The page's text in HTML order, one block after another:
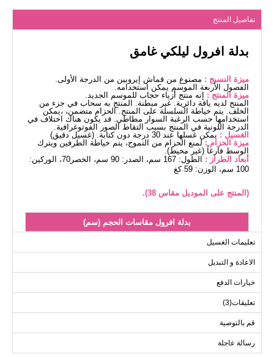
تفاصيل المنتج
بدلة افرول ليلكي غامق
ميزة النسيج : مصنوع من قماش إيروبين من الدرجة الأولى.
الفصول الأربعة الموسم يمكن استخدامه.
ميزة المنتج : إنه منتج أزياء حجاب للموسم الجديد.
المنتج لديه ياقة دائرية. غير مبطنة. المنتج به سحاب في جزء من
الخلف. يتم خياطة السلسلة على المنتج. الحزام متضمن، ،يمكن
استخدامها حسب الرغبة السوار مطاطي. قد يكون هناك اختلاف في
الدرجة اللونية في المنتج بسبب التقاط الصور الفوتوغرافية.
الغسيل : يمكن غسلها عند 30 درجة دون كتابة. (غسيل دقيق)
ميزة الحزام : لمنع الحزام من التموج، يتم خياطة الطرفين ويترك
الوسط فارغاً (غير مخيط).
أبعاد الطراز :
الطول: 167 سم، الصدر: 90 سم، الخصر70، الوركين:
100 سم، الوزن: 59 كغ
(المنتج على الموديل مقاس 38).
بدلة افرول مقاسات الحجم (سم)
الحجم
40
98
152
48
114
152
50
118
152
تعليمات الغسيل
الاعادة و التبديل
خيارات الدفع
تعليقات(3)
قم بالتوصية
رسالة عاجلة